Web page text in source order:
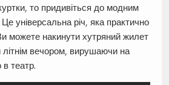
то придивіться до модним
універсальна річ, яка практично
можете накинути хутряний жилет
літнім вечором, вирушаючи на
в театр.